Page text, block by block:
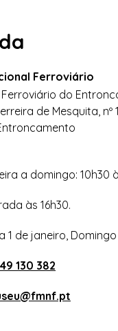
Ferroviário
do
de Mesquita, nº
a domingo: 10h30
às 16h30.
1 de janeiro,
130 382